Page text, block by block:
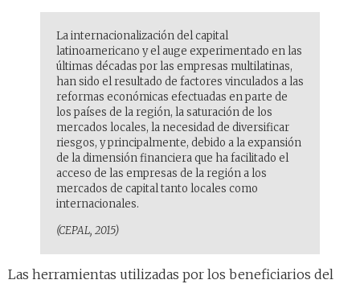
La internacionalización del capital
latinoamericano y el auge experimentado en las
últimas décadas por las empresas multilatinas,
han sido el resultado de factores vinculados a las
reformas económicas efectuadas en parte de
los países de la región, la saturación de los
mercados locales, la necesidad de diversificar
riesgos, y principalmente, debido a la expansión
de la dimensión financiera que ha facilitado el
acceso de las empresas de la región a los
mercados de capital tanto locales como
internacionales.
(CEPAL, 2015)
Las herramientas utilizadas por los beneficiarios del